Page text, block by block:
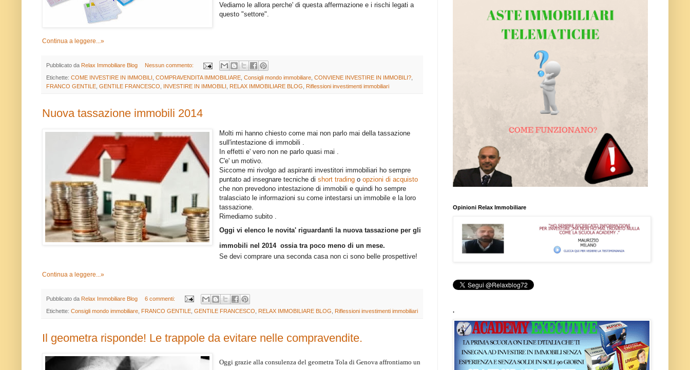
Vediamo le allora perche' di questa affermazione e i rischi legati a
questo "settore".
Continua a leggere...»
Pubblicato da Relax Immobiliare Blog Nessun commento:
Etichette: COME INVESTIRE IN IMMOBILI COMPRAVENDITA IMMOBILIARE Consigli mondo immobiliare CONVIENE INVESTIRE IN IMMOBILI?
FRANCO GENTILE GENTILE FRANCESCO INVESTIRE IN IMMOBILI RELAX IMMOBILIARE BLOG Riflessioni investimenti immobiliari
Nuova tassazione immobili 2014
Molti mi hanno chiesto come mai non parlo mai della tassazione
sull'intestazione di immobili .
In effetti e' vero non ne parlo quasi mai .
C'e' un motivo.
Siccome mi rivolgo ad aspiranti investitori immobiliari ho sempre
puntato ad insegnare tecniche dishort trading oopzioni di acquisto
che non prevedono intestazione di immobili e quindi ho sempre
tralasciato le informazioni su come intestarsi un immobile e la loro
tassazione.
Rimediamo subito .
Oggi vi elenco le novita' riguardanti la nuova tassazione per gli
immobili nel 2014 ossia tra poco meno di un mese.
Se devi comprare una seconda casa non ci sono belle prospettive!
Continua a leggere...»
Pubblicato da Relax Immobiliare Blog 6 commenti:
Etichette: Consigli mondo immobiliare FRANCO GENTILE GENTILE FRANCESCO RELAX IMMOBILIARE BLOG Riflessioni investimenti immobiliari
Il geometra risponde! Le trappole da evitare nelle compravendite.
Oggi grazie alla consulenza del geometra Tola di Genova affrontiamo un
Opinioni Relax Immobiliare
.